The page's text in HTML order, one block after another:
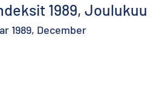
1989, Joulukuu
1989, December